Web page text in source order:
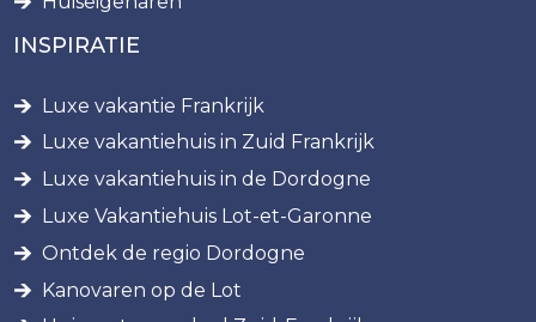
INSPIRATIE
Luxe vakantie Frankrijk
Luxe vakantiehuis in Zuid Frankrijk
Luxe vakantiehuis in de Dordogne
Luxe Vakantiehuis Lot-et-Garonne
Ontdek de regio Dordogne
Kanovaren op de Lot